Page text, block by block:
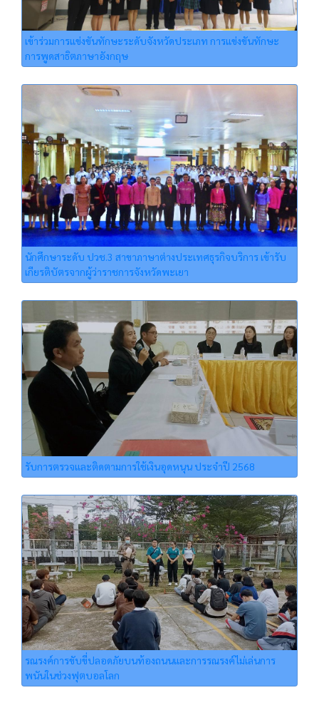
เข้าร่วมการแข่งขันทักษะระดับจังหวัดประเภท การแข่งขันทักษะ
การพูดสาธิตภาษาอังกฤษ
นักศึกษาระดับ ปวช.3 สาขาภาษาต่างประเทศธุรกิจบริการ เข้ารับ
เกียรติบัตรจากผู้ว่าราชการจังหวัดพะเยา
รับการตรวจและติดตามการใช้เงินอุดหนุน ประจำปี 2568
รณรงค์การขับขี่ปลอดภัยบนท้องถนนและการรณรงค์ไม่เล่นการ
พนันในช่วงฟุตบอลโลก